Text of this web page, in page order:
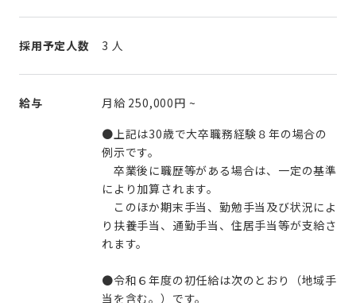
採用予定人数 3 人
給与 月給 250,000円 ~
●上記は30歳で大卒職務経験８年の場合の
例示です。
卒業後に職歴等がある場合は、一定の基準
により加算されます。
このほか期末手当、勤勉手当及び状況によ
り扶養手当、通勤手当、住居手当等が支給さ
れます。
●令和６年度の初任給は次のとおり（地域手
当を含む。）です。